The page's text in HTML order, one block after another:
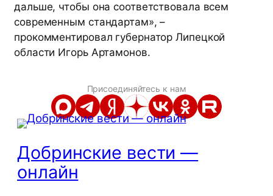
дальше, чтобы она соответствовала всем
современным стандартам», –
прокомментировал губернатор Липецкой
области Игорь Артамонов.
Присоединяйтесь к нам
Добринские вести —
онлайн